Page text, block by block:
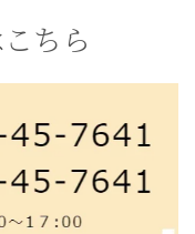
ちら